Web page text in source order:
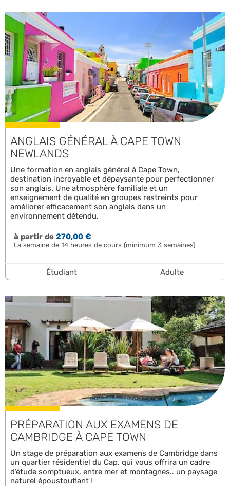
ANGLAIS GÉNÉRAL À CAPE TOWN
NEWLANDS
Une formation en anglais général à Cape Town,
destination incroyable et dépaysante pour perfectionner
son anglais. Une atmosphère familiale et un
enseignement de qualité en groupes restreints pour
améliorer efficacement son anglais dans un
environnement détendu.
à partir de270,00 €
La semaine de 14 heures de cours (minimum 3 semaines)
Étudiant Adulte
PRÉPARATION AUX EXAMENS DE
CAMBRIDGE À CAPE TOWN
Un stage de préparation aux examens de Cambridge dans
un quartier résidentiel du Cap, qui vous offrira un cadre
d’étude somptueux, entre mer et montagnes.. un paysage
naturel époustouflant !